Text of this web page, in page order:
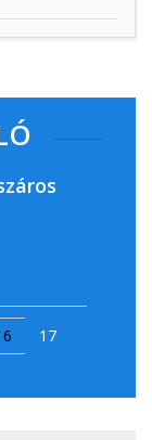
17